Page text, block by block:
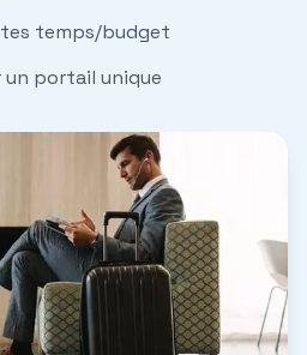
temps/budget
un portail unique